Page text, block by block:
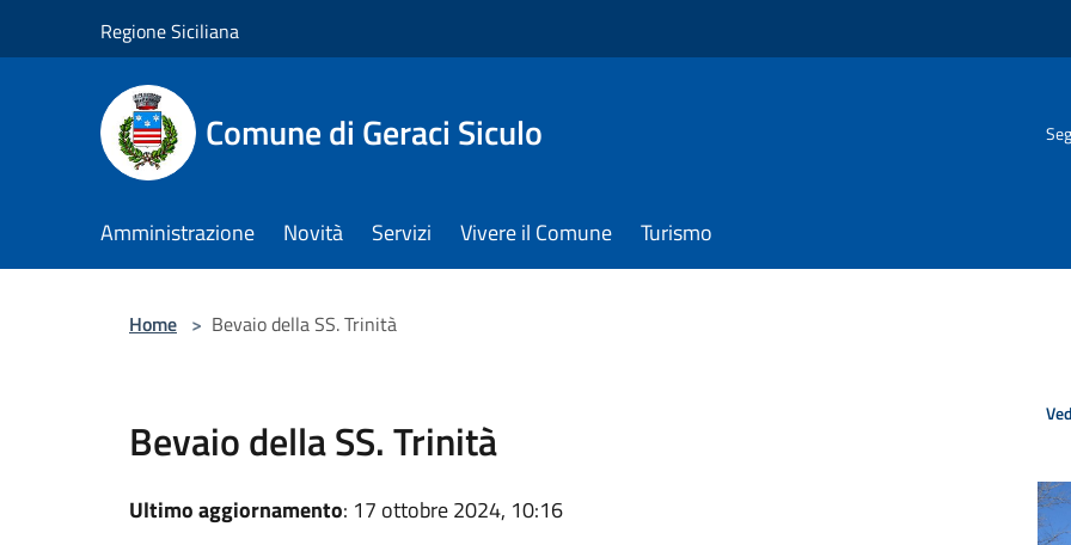
Regione Siciliana
Comune di Geraci Siculo
Amministrazione Novità Servizi Vivere il Comune Turismo
Home > Bevaio della SS. Trinità
Bevaio della SS. Trinità
Ultimo aggiornamento: 17 ottobre 2024, 10:16